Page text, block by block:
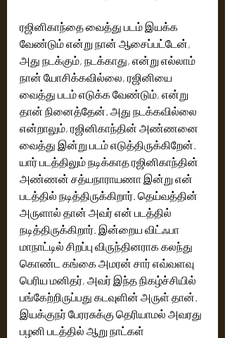
ரஜினிகாந்தை வைத்து படம் இயக்க
வேண்டும் என்று நான் ஆசைப்பட்டேன்,
அது நடக்கும், நடக்காது, என்று எல்லாம்
நான் யோசிக்கவில்லை, ரஜினியை
வைத்து படம் எடுக்க வேண்டும், என்று
தான் நினைத்தேன். அது நடக்கவில்லை
என்றாலும், ரஜினிகாந்தின் அண்ணனை
வைத்து இன்று படம் எடுத்திருக்கிறேன்.
யார் படத்திலும் நடிக்காத ரஜினிகாந்தின்
அண்ணன் சத்யநாராயணா இன்று என்
படத்தில் நடித்திருக்கிறார். தெய்வத்தின்
அருளால் தான் அவர் என் படத்தில்
நடித்திருக்கிறார். இன்றைய விட்ஃபா
மாநாட்டில் சிறப்பு விருந்தினராக கலந்து
கொண்ட கங்கை அமரன் சார் எவ்வளவு
பெரிய மனிதர், அவர் இந்த நிகழ்ச்சியில்
பங்கேற்றிருப்பது கடவுளின் அருள் தான்.
இயக்குநர் பேரரசுக்கு தெரியாமல் அவரது
பழனி படத்தில் ஆறு நாட்கள்